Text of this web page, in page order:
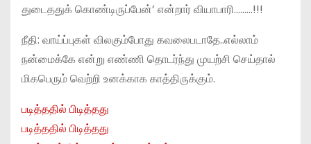
துடைததுக் கொண்டிருப்பேன்’ என்றார் வியாபாரி………!!!
நீதி: வாய்ப்புகள் விலகும்போது கவலைபடாதே..எல்லாம்
நன்மைக்கே என்று எண்ணி தொடர்ந்து முயற்சி செய்தால்
மிகபெரும் வெற்றி உனக்காக காத்திருக்கும்.
படித்ததில் பிடித்தது
படித்ததில் பிடித்தது